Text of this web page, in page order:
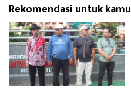
Rekomendasi untuk kamu